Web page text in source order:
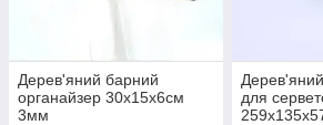
Дерев'яний барний
органайзер 30х15х6см
3мм
для